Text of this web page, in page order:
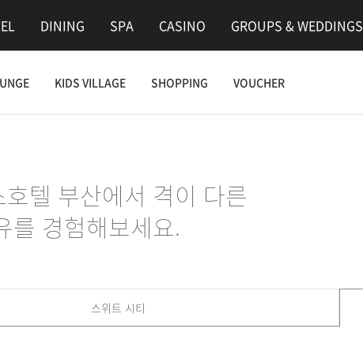
DINING SPA CASINO GROUPS & WEDDINGS
KIDS VILLAGE SHOPPING VOUCHER
텔 부산에서 격이 다른
를 경험해보세요.
스위트 시티